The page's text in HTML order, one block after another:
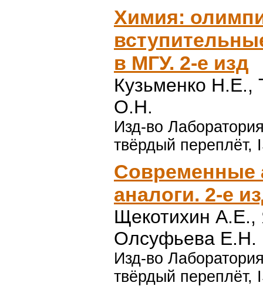
Химия:
в МГУ. 2-е изд
Кузьменко
О.Н.
Изд-во
твёрдый переплёт,
Современные
аналоги. 2-е
Щекотихин А.Е.,
Олсуфьева Е.Н.
Изд-во
твёрдый переплёт,